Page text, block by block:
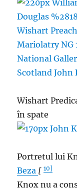
Wishart
în spate
Portretul lui
Beza [10]
Knox nu a